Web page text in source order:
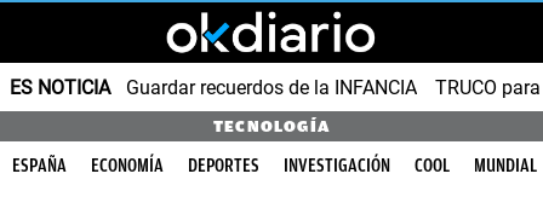
ES NOTICIA Guardar recuerdos de la INFANCIA TRUCO
TECNOLOGÍA
ESPAÑA ECONOMÍA DEPORTES INVESTIGACIÓN COOL MUNDIAL